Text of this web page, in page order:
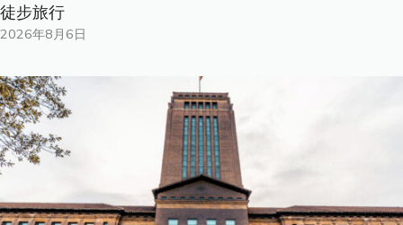
徒步旅行
2026年8月6日